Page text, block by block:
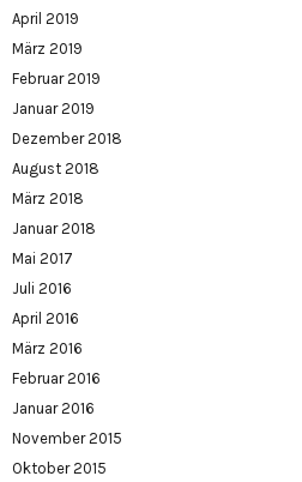
April 2019
März 2019
Februar 2019
Januar 2019
Dezember 2018
August 2018
März 2018
Januar 2018
Mai 2017
Juli 2016
April 2016
März 2016
Februar 2016
Januar 2016
November 2015
Oktober 2015